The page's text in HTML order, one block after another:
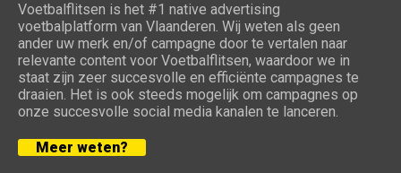
Voetbalflitsen is het #1 native advertising
voetbalplatform van Vlaanderen. Wij weten als geen
ander uw merk en/of campagne door te vertalen naar
relevante content voor Voetbalflitsen, waardoor we in
staat zijn zeer succesvolle en efficiënte campagnes te
draaien. Het is ook steeds mogelijk om campagnes op
onze succesvolle social media kanalen te lanceren.
Meer weten?